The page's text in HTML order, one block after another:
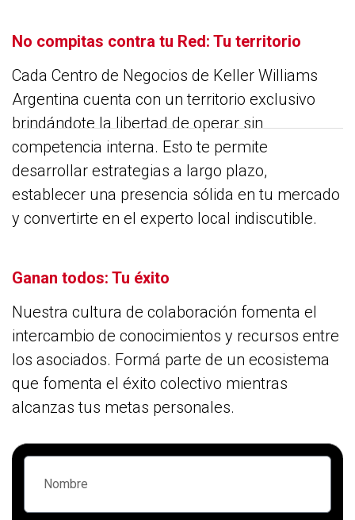
No compitas contra tu Red: Tu territorio
Cada Centro de Negocios de Keller Williams
Argentina cuenta con un territorio exclusivo
brindándote la libertad de operar sin
competencia interna. Esto te permite
desarrollar estrategias a largo plazo,
establecer una presencia sólida en tu mercado
y convertirte en el experto local indiscutible.
Ganan todos: Tu éxito
Nuestra cultura de colaboración fomenta el
intercambio de conocimientos y recursos entre
los asociados. Formá parte de un ecosistema
que fomenta el éxito colectivo mientras
alcanzas tus metas personales.